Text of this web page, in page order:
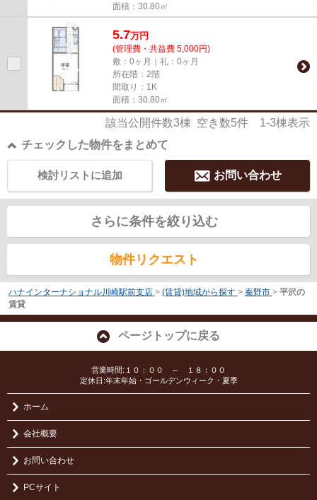
面積：30.80㎡
5.7万円
(管理費・共益費 5,000円)
敷：0ヶ月｜礼：0ヶ月
所在階：2階
間取り：1K
面積：30.80㎡
該当公開件数3棟 空き数5件 1-3棟表示
チェックした物件をまとめて
お問い合わせ
検討リストに追加
さらに条件を絞り込む
物件リクエスト
ハナインターナショナル川崎駅前支店 > (賃貸)地域から探す > 秦野市 > 平沢の
賃貸
ページトップに戻る
営業時間:１０：００ ～ １８：００
定休日:年末年始・ゴールデンウィーク・夏季
ホーム
会社概要
お問い合わせ
PCサイト